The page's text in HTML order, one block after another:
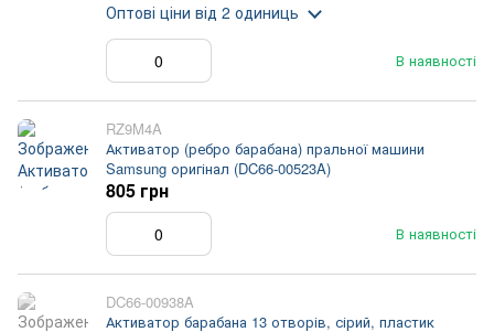
В наявності
Оптові ціни від 2 одиниць
RZ9M4A
Активатор (ребро барабана) пральної машини
Samsung оригінал (DC66-00523A)
В наявності
805 грн
DC66-00938A
Активатор барабана 13 отворів, сірий, пластик